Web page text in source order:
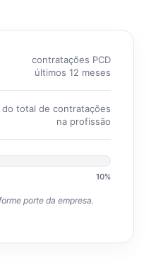
contratações PCD
últimos 12 meses
do total de contratações
na profissão
10%
porte da empresa.